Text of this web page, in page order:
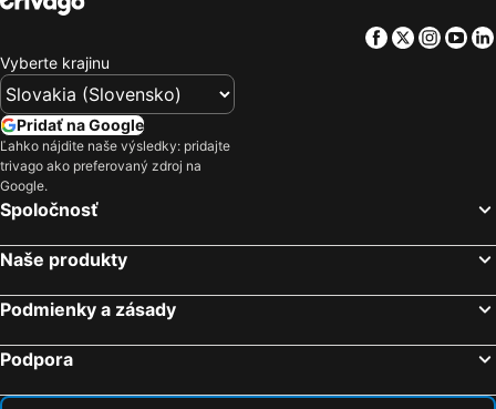
Facebook
Twitter
Vyberte krajinu
Pridať na Google
Ľahko nájdite naše výsledky: pridajte
trivago ako preferovaný zdroj na
Google.
Spoločnosť
Naše produkty
Podmienky a zásady
Podpora